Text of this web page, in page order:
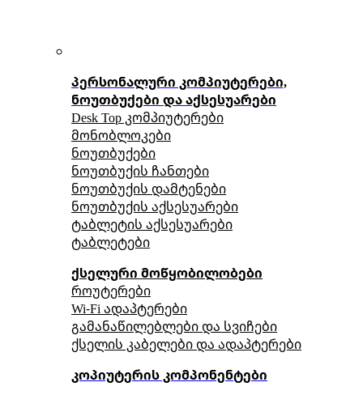
პერსონალური კომპიუტერები,
ნოუთბუქები და აქსესუარები
Desk Top კომპიუტერები
მონობლოკები
ნოუთბუქები
ნოუთბუქის ჩანთები
ნოუთბუქის დამტენები
ნოუთბუქის აქსესუარები
ტაბლეტის აქსესუარები
ტაბლეტები
ქსელური მოწყობილობები
როუტერები
Wi-Fi ადაპტერები
გამანაწილებლები და სვიჩები
ქსელის კაბელები და ადაპტერები
კოპიუტერის კომპონენტები